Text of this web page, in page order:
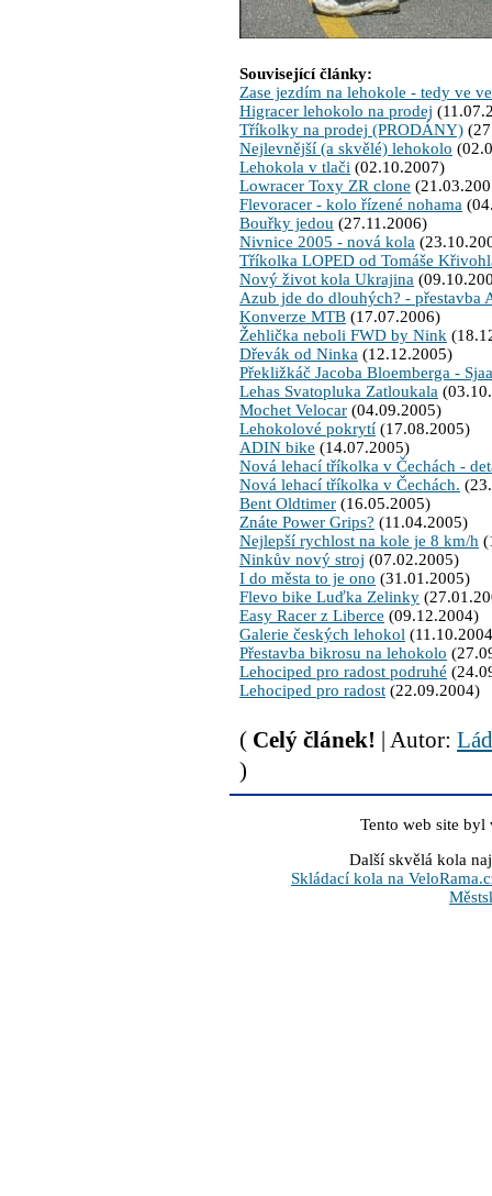
Související články:
Zase jezdím na lehokole - tedy ve
Higracer lehokolo na prodej
Tříkolky na prodej (PRODÁNY)
Nejlevnější (a skvělé) lehokolo
Lehokola v tlači (02.10.2007)
Lowracer Toxy ZR clone
Flevoracer - kolo řízené nohama
Bouřky jedou (27.11.2006)
Nivnice 2005 - nová kola
Tříkolka LOPED od Tomáše
Nový život kola Ukrajina
Azub jde do dlouhých? - přestavba
Konverze MTB (17.07.2006)
Žehlička neboli FWD by Nink
Dřevák od Ninka (12.12.2005)
Překližkáč Jacoba Bloemberga -
Lehas Svatopluka Zatloukala
Mochet Velocar (04.09.2005)
Lehokolové pokrytí (17.08.2005)
ADIN bike (14.07.2005)
Nová lehací tříkolka v Čechách -
Nová lehací tříkolka v Čechách.
Bent Oldtimer (16.05.2005)
Znáte Power Grips? (11.04.2005)
Nejlepší rychlost na kole je 8 km/h
Ninkův nový stroj (07.02.2005)
I do města to je ono (31.01.2005)
Flevo bike Luďka Zelinky
Easy Racer z Liberce (09.12.2004)
Galerie českých lehokol
Přestavba bikrosu na lehokolo
Lehociped pro radost podruhé
Lehociped pro radost (22.09.2004)
( Celý článek! | Autor:
)
Tento web site
Další skvělá kola
Skládací kola na